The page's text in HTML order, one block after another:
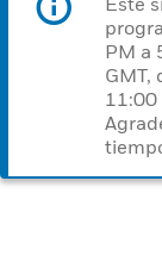
PM a
GMT,
11:00